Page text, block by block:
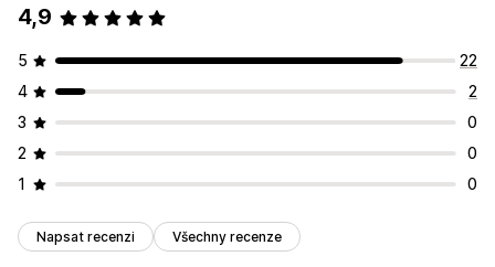
4,9
5
22
4
2
3
0
2
0
1
0
Napsat recenzi Všechny recenze